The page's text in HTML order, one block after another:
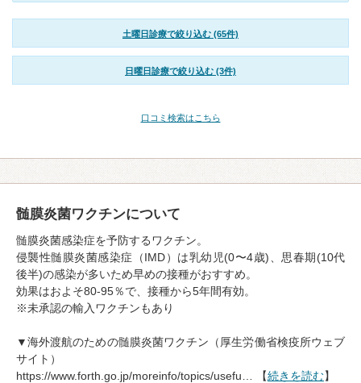
土曜日診療で絞り込む (65件)
日曜日診療で絞り込む (3件)
口コミ検索はこちら
髄膜炎菌ワクチンについて
髄膜炎菌感染症を予防するワクチン。
侵襲性髄膜炎菌感染症（IMD）は乳幼児(0〜4歳)、思春期(10代
後半)の感染が多いため早めの接種がおすすめ。
効果はおよそ80-95％で、接種から5年間有効。
※未承認の輸入ワクチンもあり
▼海外渡航のための髄膜炎菌ワクチン（厚生労働省検疫所ウェブ
サイト）
https://www.forth.go.jp/moreinfo/topics/usefu… 【続きを読む】